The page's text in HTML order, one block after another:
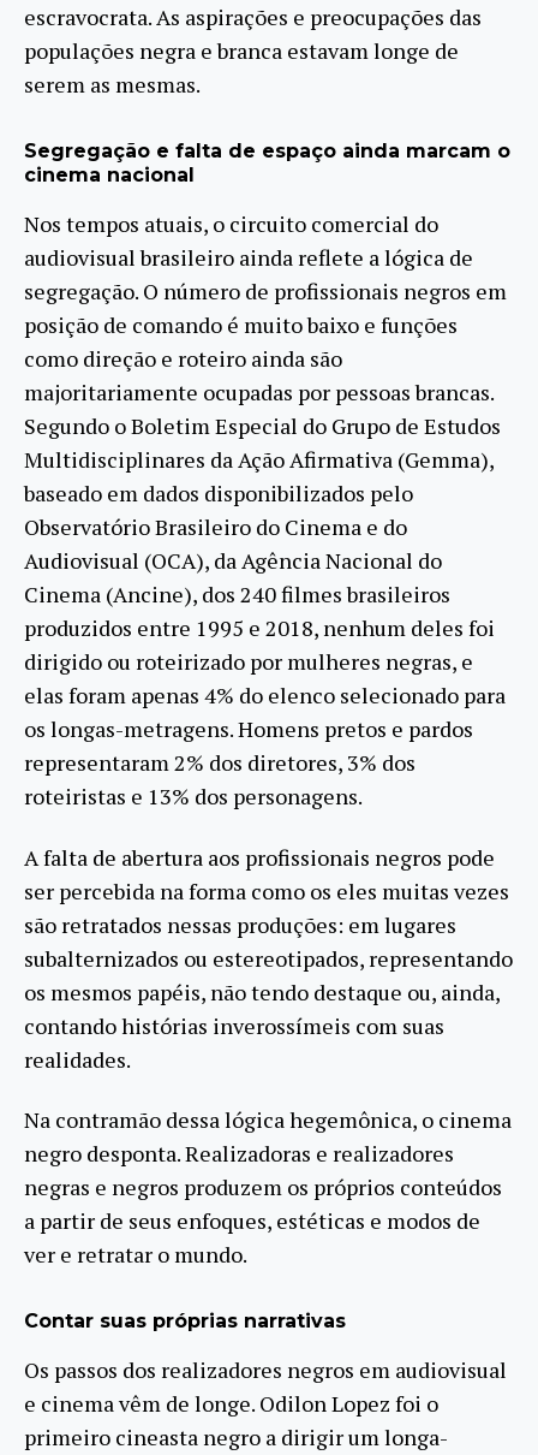
escravocrata. As aspirações e preocupações das
populações negra e branca estavam longe de
serem as mesmas.
Segregação e falta de espaço ainda marcam o
cinema nacional
Nos tempos atuais, o circuito comercial do
audiovisual brasileiro ainda reflete a lógica de
segregação. O número de profissionais negros em
posição de comando é muito baixo e funções
como direção e roteiro ainda são
majoritariamente ocupadas por pessoas brancas.
Segundo o Boletim Especial do Grupo de Estudos
Multidisciplinares da Ação Afirmativa (Gemma),
baseado em dados disponibilizados pelo
Observatório Brasileiro do Cinema e do
Audiovisual (OCA), da Agência Nacional do
Cinema (Ancine), dos 240 filmes brasileiros
produzidos entre 1995 e 2018, nenhum deles foi
dirigido ou roteirizado por mulheres negras, e
elas foram apenas 4% do elenco selecionado para
os longas-metragens. Homens pretos e pardos
representaram 2% dos diretores, 3% dos
roteiristas e 13% dos personagens.
A falta de abertura aos profissionais negros pode
ser percebida na forma como os eles muitas vezes
são retratados nessas produções: em lugares
subalternizados ou estereotipados, representando
os mesmos papéis, não tendo destaque ou, ainda,
contando histórias inverossímeis com suas
realidades.
Na contramão dessa lógica hegemônica, o cinema
negro desponta. Realizadoras e realizadores
negras e negros produzem os próprios conteúdos
a partir de seus enfoques, estéticas e modos de
ver e retratar o mundo.
Contar suas próprias narrativas
Os passos dos realizadores negros em audiovisual
e cinema vêm de longe. Odilon Lopez foi o
primeiro cineasta negro a dirigir um longa-